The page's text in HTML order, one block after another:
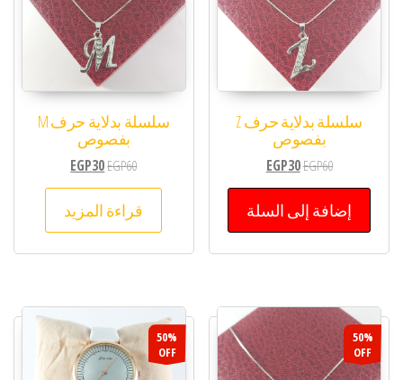
سلسلة بدلاية حرف Z
بفصوص
EGP60
EGP30
إضافة إلى السلة
سلسلة بدلاية حرف M
بفصوص
EGP60
EGP30
قراءة المزيد
50%
OFF
50%
OFF